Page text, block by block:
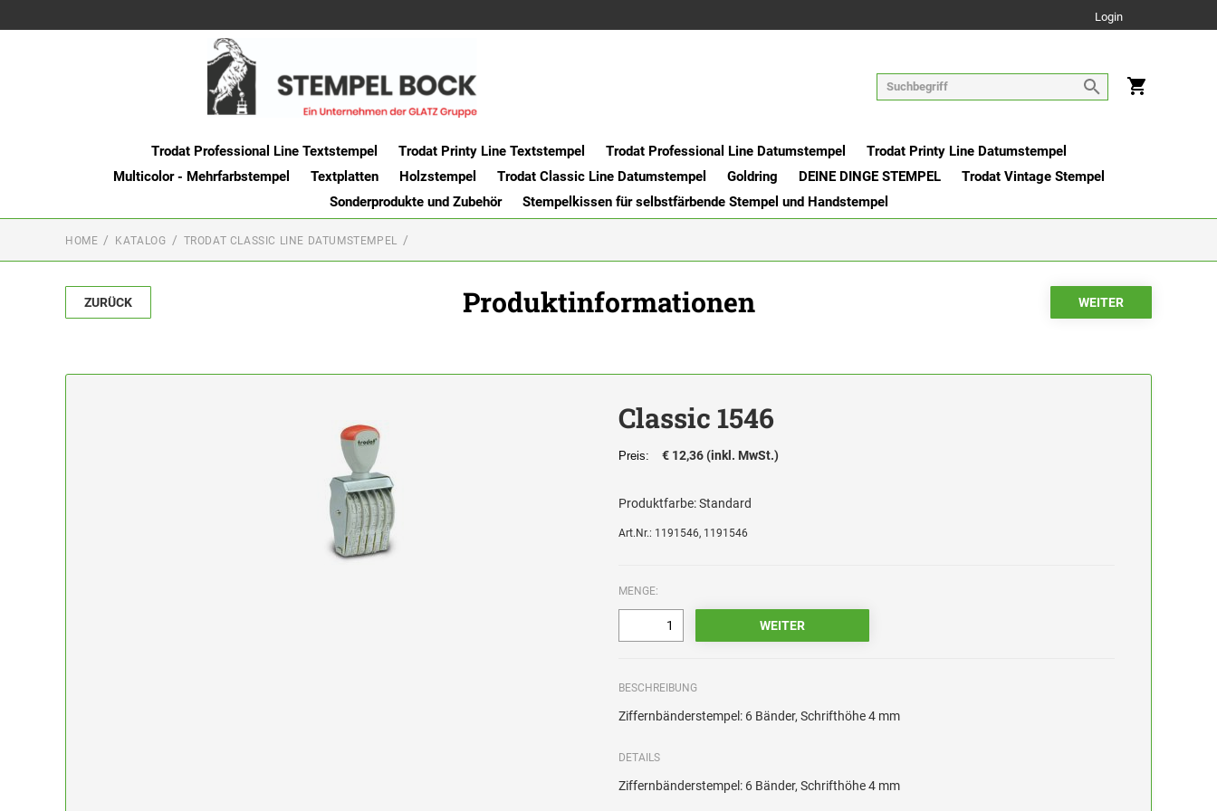
Login
Trodat Professional Line Textstempel Trodat Printy Line Textstempel Trodat Professional Line Datumstempel
Trodat Printy Line Datumstempel
Multicolor - Mehrfarbstempel
Textplatten Holzstempel Trodat Classic Line Datumstempel Goldring DEINE DINGE STEMPEL
Trodat Vintage Stempel
Sonderprodukte und Zubehör
Stempelkissen für selbstfärbende Stempel und Handstempel
HOME KATALOG TRODAT CLASSIC LINE DATUMSTEMPEL
ZURÜCK Produktinformationen
Classic 1546
Preis: € 12,36 (inkl. MwSt.)
Produktfarbe:Standard
Art.Nr.: 1191546, 1191546
MENGE:
BESCHREIBUNG
Ziffernbänderstempel: 6 Bänder, Schrifthöhe 4 mm
DETAILS
Ziffernbänderstempel: 6 Bänder, Schrifthöhe 4 mm